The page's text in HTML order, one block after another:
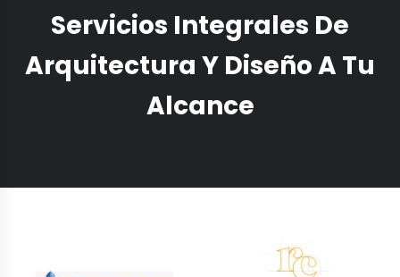
Servicios Integrales De
Arquitectura Y Diseño A Tu
Alcance